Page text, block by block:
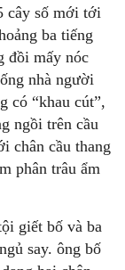
cây số mới tới
ba tiếng
đồi mấy nóc
nhà người
có “khau cút”,
ngồi trên cầu
chân cầu thang
phân trâu ẩm
giết bố và ba
say. ông bố